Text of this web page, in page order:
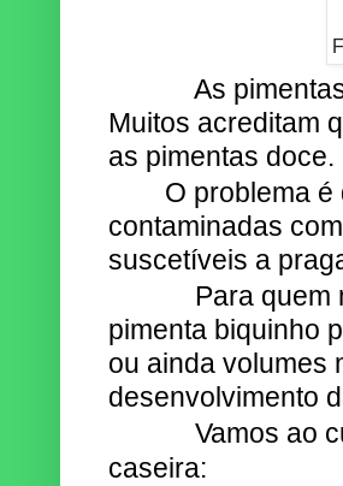
As pimentas e
Muitos acreditam
as pimentas doce.
O problema
contaminadas
suscetíveis a
Para quem
pimenta biquinho
ou ainda volumes
desenvolvimento
Vamos ao
caseira: